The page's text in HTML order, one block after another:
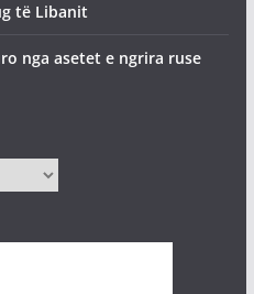
të Libanit
nga asetet e ngrira ruse